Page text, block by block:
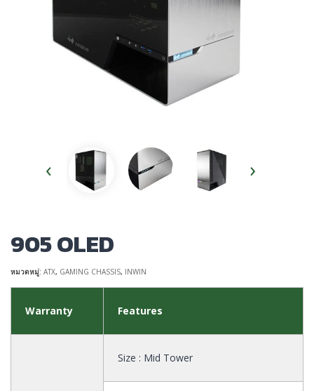
‹ ›
905 OLED
หมวดหมู่: ATX, GAMING CHASSIS, INWIN
Warranty Features
Size : Mid Tower